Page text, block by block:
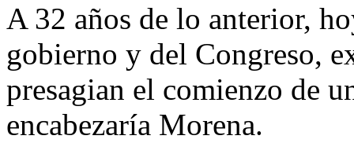
A 32 años de lo anterior,
gobierno y del Congreso,
presagian el comienzo de
encabezaría Morena.